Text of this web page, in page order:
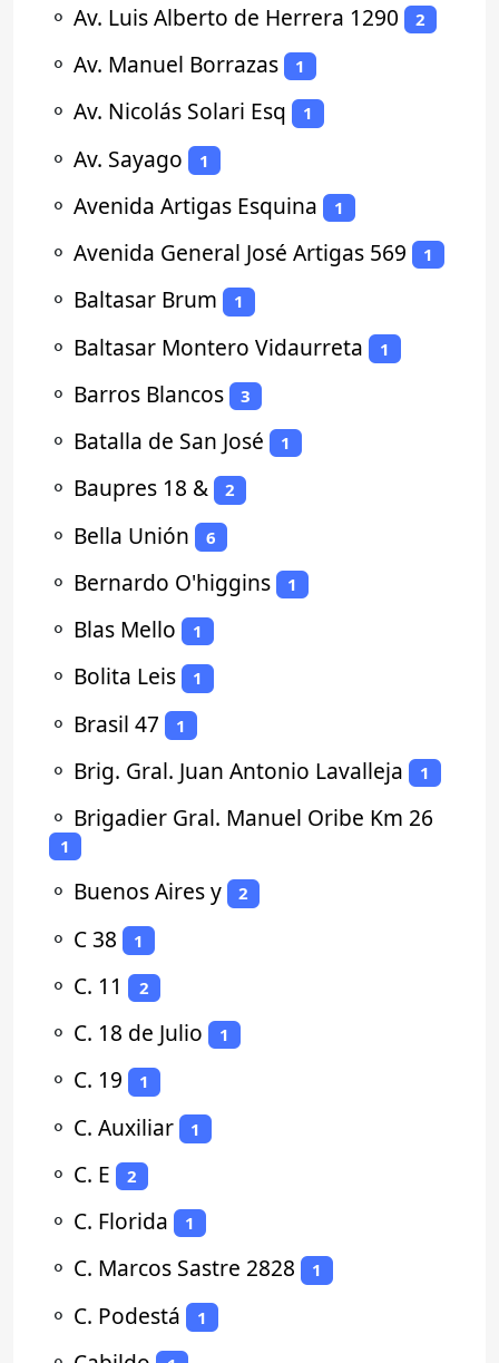
⚬ Av. Luis Alberto de Herrera 1290 2
⚬ Av. Manuel Borrazas 1
⚬ Av. Nicolás Solari Esq 1
⚬ Av. Sayago 1
⚬ Avenida Artigas Esquina 1
⚬ Avenida General José Artigas 569 1
⚬ Baltasar Brum 1
⚬ Baltasar Montero Vidaurreta 1
⚬ Barros Blancos 3
⚬ Batalla de San José 1
⚬ Baupres 18 & 2
⚬ Bella Unión 6
⚬ Bernardo O'higgins 1
⚬ Blas Mello 1
⚬ Bolita Leis 1
⚬ Brasil 47 1
⚬ Brig. Gral. Juan Antonio Lavalleja 1
⚬ Brigadier Gral. Manuel Oribe Km 26
1
⚬ Buenos Aires y 2
⚬ C 38 1
⚬ C. 11 2
⚬ C. 18 de Julio 1
⚬ C. 19 1
⚬ C. Auxiliar 1
⚬ C. E 2
⚬ C. Florida 1
⚬ C. Marcos Sastre 2828 1
⚬ C. Podestá 1